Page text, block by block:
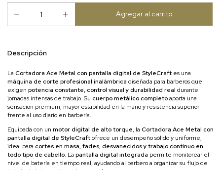
Descripción
La Cortadora Ace Metal con pantalla digital de StyleCraft es una
máquina de corte profesional inalámbrica diseñada para barberos que
exigen potencia constante, control visual y durabilidad real durante
jornadas intensas de trabajo. Su cuerpo metálico completoaporta una
sensación premium, mayor estabilidad en la mano y resistencia superior
frente al uso diario en barbería.
Equipada con un motor digital de alto torque, la Cortadora Ace Metal con
pantalla digital de StyleCraftofrece un desempeño sólido y uniforme,
ideal para cortes en masa, fades, desvanecidos y trabajo continuo en
todo tipo de cabello. La pantalla digital integrada permite monitorear el
nivel de batería en tiempo real, ayudando al barbero a organizar su flujo de